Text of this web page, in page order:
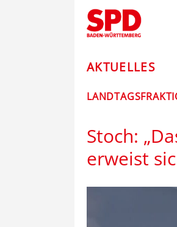
Andreas
SPD
AKTUELLES
Stoch:
erweist